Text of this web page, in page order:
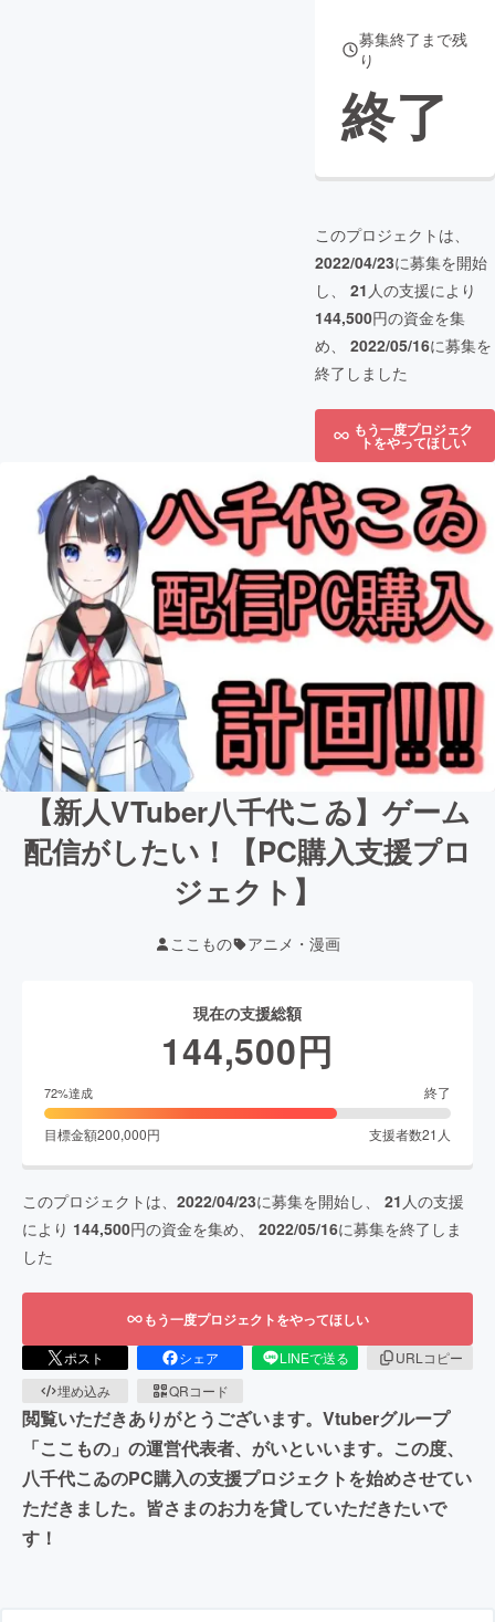
募集終了まで残
り
終了
このプロジェクトは、
2022/04/23に募集を開始
し、 21 人の支援により
144,500円の資金を集
め、 2022/05/16に募集を
終了しました
もう一度プロジェク
トをやってほしい
【新人VTuber八千代こゐ】ゲーム
配信がしたい！【PC購入支援プロ
ジェクト】
ここもの アニメ・漫画
現在の支援総額
144,500円
72%達成 終了
目標金額200,000円 支援者数21 人
このプロジェクトは、 2022/04/23に募集を開始し、 21 人の支援
により 144,500円の資金を集め、 2022/05/16に募集を終了しま
した
もう一度プロジェクトをやってほしい
ポスト シェア LINEで送る
URLコピー
埋め込み
QRコード
閲覧いただきありがとうございます。Vtuberグループ
「ここもの」の運営代表者、がいといいます。この度、
八千代こゐのPC購入の支援プロジェクトを始めさせてい
ただきました。皆さまのお力を貸していただきたいで
す！